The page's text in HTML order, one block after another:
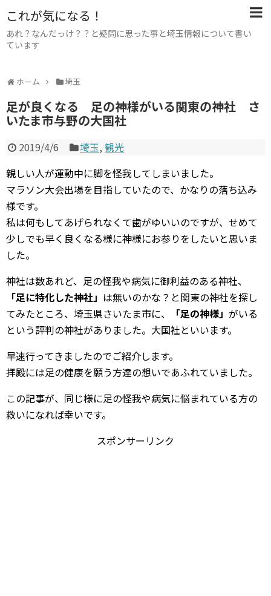
これが気になる！
あれ？なんだっけ？？と疑問に思った事と埼玉情報について書い
ています
ホーム 埼玉
足が良くなる 足の神様がいる関東の神社 さ
いたま市与野の大国社
2019/4/6 埼玉,観光
親しい人が運動中に脚を怪我してしまいました。
マラソン大会出場を目指していたので、かなりの落ち込み
様です。
私は何もしてあげられなくて歯がゆいいのですが、せめて
少しでも早く良くなる様に神様にお参りをしたいと思いま
した。
神社は数あれど、足の怪我や病気に御利益のある神社、
「足に特化した神社」 は無いのかな？と関東の神社を探し
てみたところ、埼玉県さいたま市に、
「足の神様」 がいる
という評判の神社がありました。大国社といいます。
早速行ってきましたのでご紹介します。
拝殿には足の健康を願う方達の想いであふれていました。
この記事が、同じ様に足の怪我や病気に悩まれている方の
救いになれば幸いです。
スポンサーリンク